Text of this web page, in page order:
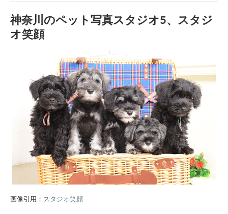
神奈川のペット写真スタジオ5、スタジ
オ笑顔
画像引用： スタジオ笑顔